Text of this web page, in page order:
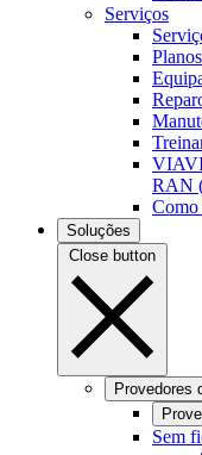
Serviços
VIAVI
RAN
Como
Soluções
Close button
Provedores
Sem